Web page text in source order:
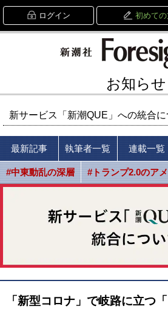
ログイン 初めての
お知らせ
新サービス「新潮QUE」への統合に
最新記事 執筆者一覧 連載一覧
#中東動乱の深層 #トランプ2.0のア
「新型コロナ」で岐路に立つ